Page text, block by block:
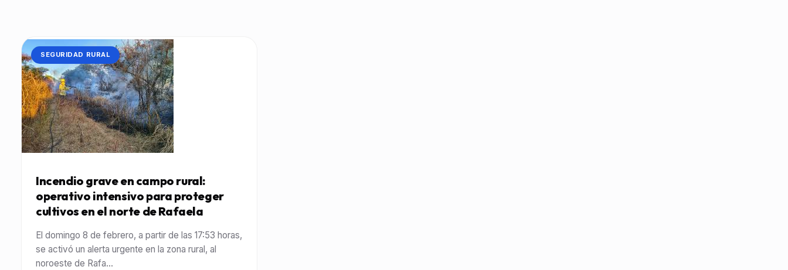
CATEGORÍA:
SEGURIDAD RURAL
Incendio grave en campo rural:
operativo intensivo para proteger
cultivos en el norte de Rafaela
El domingo 8 de febrero, a partir de las 17:53 horas,
se activó un alerta urgente en la zona rural, al
noroeste de Rafa...